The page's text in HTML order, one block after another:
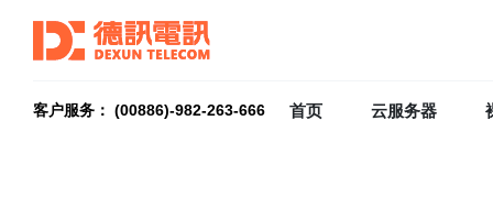
客户服务： (00886)-982-263-666 首页 云服务器